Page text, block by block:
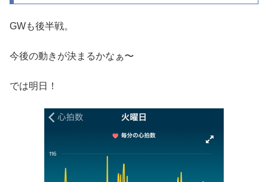
GWも後半戦。
今後の動きが決まるかなぁ〜
では明日！